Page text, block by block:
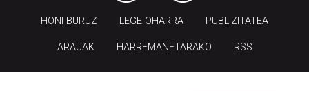
HONI BURUZ LEGE OHARRA PUBLIZITATEA
ARAUAK HARREMANETARAKO RSS